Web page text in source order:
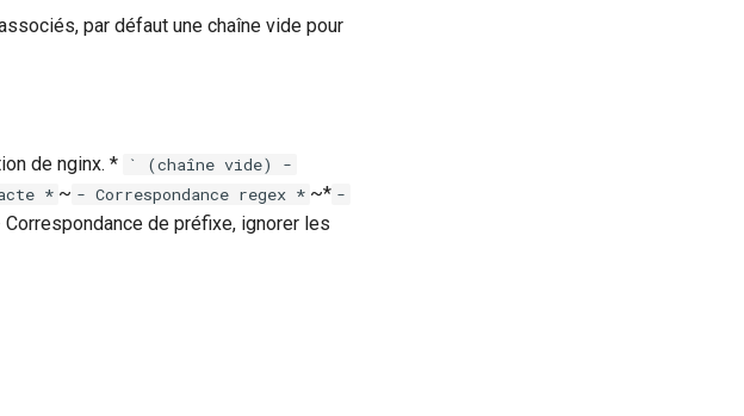
par défaut une chaîne vide pour
de nginx. *
` (chaîne vide) -
* ~ - Correspondance regex * ~* -
Correspondance de préfixe, ignorer les